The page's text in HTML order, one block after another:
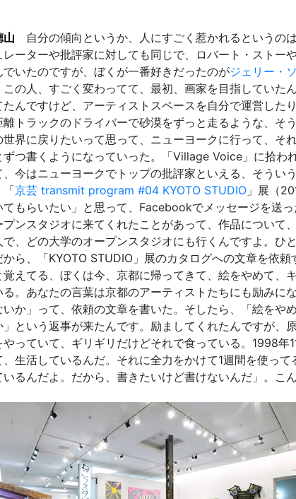
山 自分の傾向というか、人にすごく惹かれるというの
レーターや批評家に対しても同じで、ロバート・ストー
でいたのですが、ぼくが一番好きだったのがジェリー・
この人、すごく変わってて、最初、画家を目指していた
たんですけど、アーティストスペースを自分で運営し
離トラックのドライバーで砂漠をずっと走るような、そ
世界に戻りたいって思って、ニューヨークに行って、そ
ずつ書くようになっていった。「Village Voice」に拾
、今はニューヨークでトップの批評家といえる、そうい
「京芸 transmit program #04 KYOTO STUDIO 」展（
てもらいたい」と思って、Facebookでメッセージを送
プンスタジオに来てくれたことがあって、作品について
で、どの大学のオープンスタジオにも行くんですよ。ひ
から、「KYOTO STUDIO」展のカタログへの文章を依
覚えてる、ぼくは今、京都に帰ってきて、絵をやめて、
る。あなたの言葉は京都のアーティストたちにも励みに
いか」って、依頼の文章を書いた。そしたら、「絵をや
」という返事が来たんです。励ましてくれたんですが、
やっていて、ギリギリだけどそれで食っている。1998
、生活しているんだ。それに全力をかけて1週間を使っ
いるんだよ。だから、書きたいけど書けないんだ」。こ